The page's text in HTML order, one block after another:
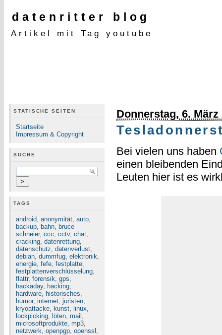
datenritter blog
Artikel mit Tag youtube
STATISCHE SEITEN
Startseite
Impressum & Copyright
SUCHE
TAGS
android, anonymität, auto,
backup, bahn, bruce
schneier, ccc, cctv, chat,
cracking, datenrettung,
datenschutz, datenverlust,
debian, dummfug, elektronik,
energie, fefe, festplatte,
festplattenverschlüsselung,
flattr, forensik, gps,
hackaday, hacking,
hardware, historisches,
humor, internet, juristen,
kryoattacke, kunst, linux,
lockpicking, löten, mail ,
microsoftprodukte, mp3,
netzwerk, openpgp, openssl ,
Donnerstag, 6. März
Bei vielen uns haben
einen bleibenden
Leuten hier ist es